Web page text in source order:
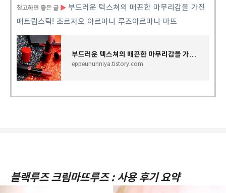
참고하면 좋은 글 ▶ 부드러운 텍스쳐의 매끈한 마무리감을 가진
매트립스틱! 조르지오 아르마니 루즈아르마니 마뜨
부드러운 텍스쳐의 매끈한 마무리감을 가진 매트립스틱! 조르지오 아르마니 루즈아르마니 마뜨
eppeununniya.tistory.com
블랙루즈 크림마뜨루즈 : 사용 후기 요약